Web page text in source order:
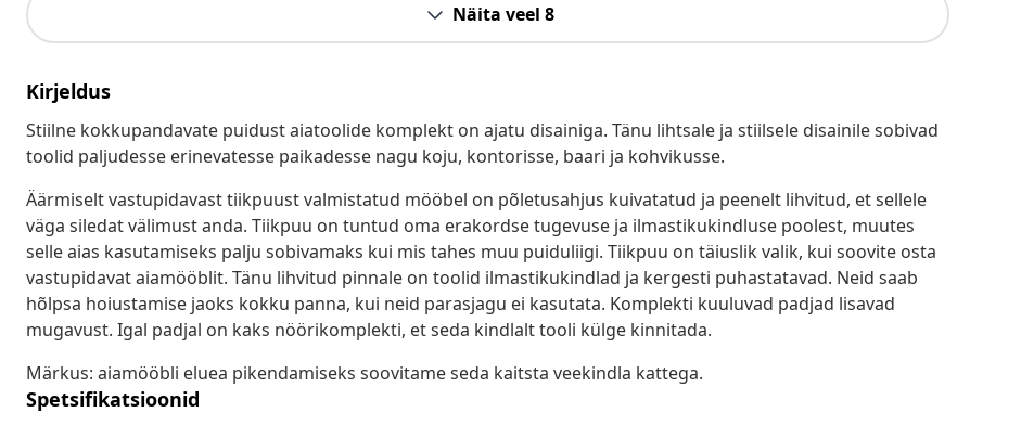
Näita veel 8
Kirjeldus
Stiilne kokkupandavate puidust aiatoolide komplekt on ajatu disainiga. Tänu lihtsale ja stiilsele disainile sobivad
toolid paljudesse erinevatesse paikadesse nagu koju, kontorisse, baari ja kohvikusse.
Äärmiselt vastupidavast tiikpuust valmistatud mööbel on põletusahjus kuivatatud ja peenelt lihvitud, et sellele
väga siledat välimust anda. Tiikpuu on tuntud oma erakordse tugevuse ja ilmastikukindluse poolest, muutes
selle aias kasutamiseks palju sobivamaks kui mis tahes muu puiduliigi. Tiikpuu on täiuslik valik, kui soovite osta
vastupidavat aiamööblit. Tänu lihvitud pinnale on toolid ilmastikukindlad ja kergesti puhastatavad. Neid saab
hõlpsa hoiustamise jaoks kokku panna, kui neid parasjagu ei kasutata. Komplekti kuuluvad padjad lisavad
mugavust. Igal padjal on kaks nöörikomplekti, et seda kindlalt tooli külge kinnitada.
Märkus: aiamööbli eluea pikendamiseks soovitame seda kaitsta veekindla kattega.
Spetsifikatsioonid